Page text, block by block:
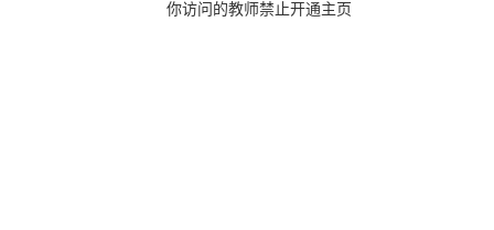
你访问的教师禁止开通主页